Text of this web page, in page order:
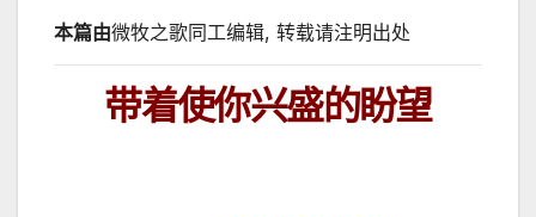
本篇由微牧之歌同工编辑, 转载请注明出处
带着使你兴盛的盼望